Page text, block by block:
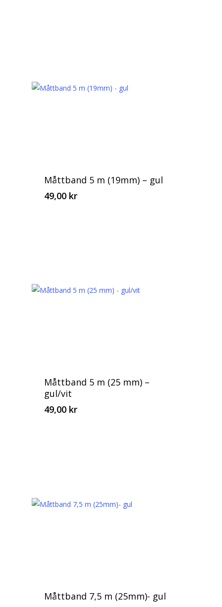
Måttband 5 m (19mm) – gul
49,00 kr
Måttband 5 m (25 mm) –
gul/vit
49,00 kr
Måttband 7,5 m (25mm)- gul